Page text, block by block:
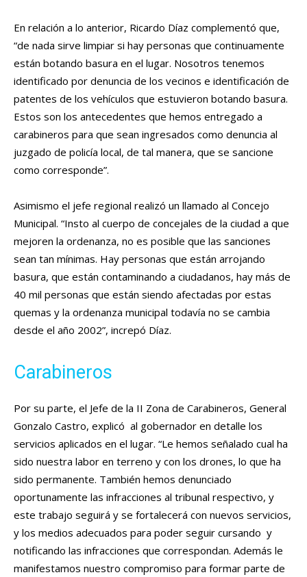
En relación a lo anterior, Ricardo Díaz complementó que,
“de nada sirve limpiar si hay personas que continuamente
están botando basura en el lugar. Nosotros tenemos
identificado por denuncia de los vecinos e identificación de
patentes de los vehículos que estuvieron botando basura.
Estos son los antecedentes que hemos entregado a
carabineros para que sean ingresados como denuncia al
juzgado de policía local, de tal manera, que se sancione
como corresponde”.
Asimismo el jefe regional realizó un llamado al Concejo
Municipal. “Insto al cuerpo de concejales de la ciudad a que
mejoren la ordenanza, no es posible que las sanciones
sean tan mínimas. Hay personas que están arrojando
basura, que están contaminando a ciudadanos, hay más de
40 mil personas que están siendo afectadas por estas
quemas y la ordenanza municipal todavía no se cambia
desde el año 2002”, increpó Díaz.
Carabineros
Por su parte, el Jefe de la II Zona de Carabineros, General
Gonzalo Castro, explicó al gobernador en detalle los
servicios aplicados en el lugar. “Le hemos señalado cual ha
sido nuestra labor en terreno y con los drones, lo que ha
sido permanente. También hemos denunciado
oportunamente las infracciones al tribunal respectivo, y
este trabajo seguirá y se fortalecerá con nuevos servicios,
y los medios adecuados para poder seguir cursando y
notificando las infracciones que correspondan. Además le
manifestamos nuestro compromiso para formar parte de